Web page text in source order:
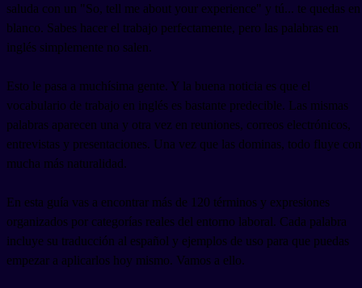
saluda con un "So, tell me about your experience" y tú... te quedas en
blanco. Sabes hacer el trabajo perfectamente, pero las palabras en
inglés simplemente no salen.
Esto le pasa a muchísima gente. Y la buena noticia es que el
vocabulario de trabajo en inglés es bastante predecible. Las mismas
palabras aparecen una y otra vez en reuniones, correos electrónicos,
entrevistas y presentaciones. Una vez que las dominas, todo fluye con
mucha más naturalidad.
En esta guía vas a encontrar más de 120 términos y expresiones
organizados por categorías reales del entorno laboral. Cada palabra
incluye su traducción al español y ejemplos de uso para que puedas
empezar a aplicarlos hoy mismo. Vamos a ello.